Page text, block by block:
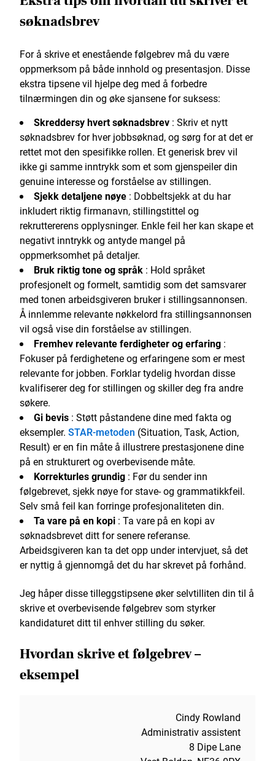
søknadsbrev
For å skrive et enestående følgebrev må du være
oppmerksom på både innhold og presentasjon. Disse
ekstra tipsene vil hjelpe deg med å forbedre
tilnærmingen din og øke sjansene for suksess:
Skreddersy hvert søknadsbrev : Skriv et nytt
søknadsbrev for hver jobbsøknad, og sørg for at det er
rettet mot den spesifikke rollen. Et generisk brev vil
ikke gi samme inntrykk som et som gjenspeiler din
genuine interesse og forståelse av stillingen.
Sjekk detaljene nøye : Dobbeltsjekk at du har
inkludert riktig firmanavn, stillingstittel og
rekruttererens opplysninger. Enkle feil her kan skape et
negativt inntrykk og antyde mangel på
oppmerksomhet på detaljer.
Bruk riktig tone og språk : Hold språket
profesjonelt og formelt, samtidig som det samsvarer
med tonen arbeidsgiveren bruker i stillingsannonsen.
Å innlemme relevante nøkkelord fra stillingsannonsen
vil også vise din forståelse av stillingen.
Fremhev relevante ferdigheter og erfaring :
Fokuser på ferdighetene og erfaringene som er mest
relevante for jobben. Forklar tydelig hvordan disse
kvalifiserer deg for stillingen og skiller deg fra andre
søkere.
Gi bevis : Støtt påstandene dine med fakta og
eksempler. STAR-metoden (Situation, Task, Action,
Result) er en fin måte å illustrere prestasjonene dine
på en strukturert og overbevisende måte.
Korrekturles grundig : Før du sender inn
følgebrevet, sjekk nøye for stave- og grammatikkfeil.
Selv små feil kan forringe profesjonaliteten din.
Ta vare på en kopi : Ta vare på en kopi av
søknadsbrevet ditt for senere referanse.
Arbeidsgiveren kan ta det opp under intervjuet, så det
er nyttig å gjennomgå det du har skrevet på forhånd.
Jeg håper disse tilleggstipsene øker selvtilliten din til å
skrive et overbevisende følgebrev som styrker
kandidaturet ditt til enhver stilling du søker.
Hvordan skrive et følgebrev –
eksempel
Cindy Rowland
Administrativ assistent
8 Dipe Lane